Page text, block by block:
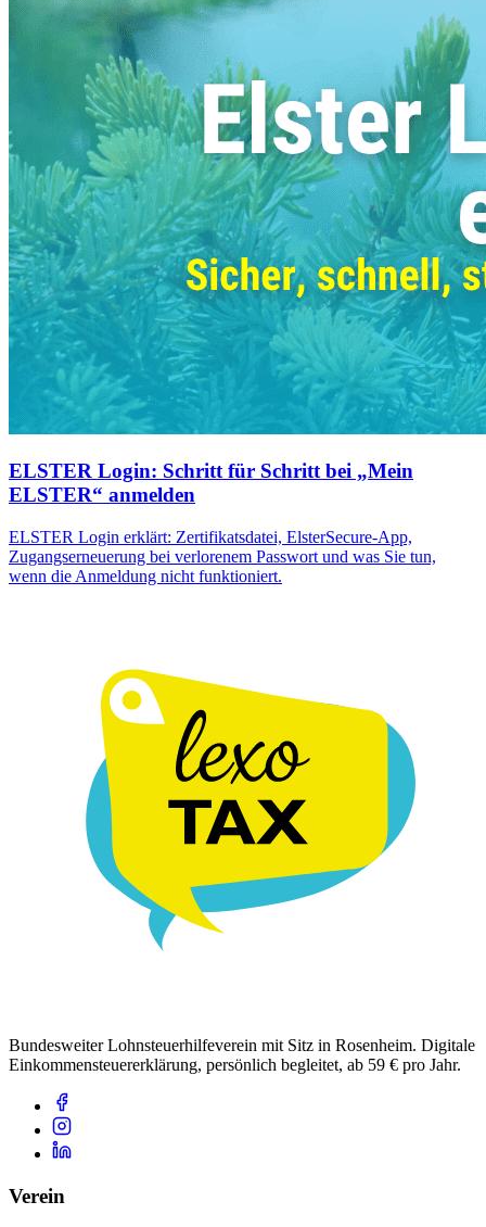
ELSTER Login: Schritt für Schritt bei „Mein
ELSTER“ anmelden
ELSTER Login erklärt: Zertifikatsdatei, ElsterSecure-App,
Zugangserneuerung bei verlorenem Passwort und was Sie tun,
wenn die Anmeldung nicht funktioniert.
Bundesweiter Lohnsteuerhilfeverein mit Sitz in Rosenheim. Digitale
Einkommensteuererklärung, persönlich begleitet, ab 59 € pro Jahr.
Verein